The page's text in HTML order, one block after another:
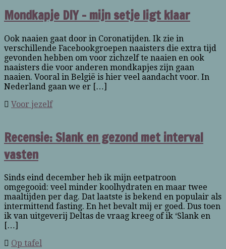
Mondkapje DIY – mijn setje ligt klaar
Ook naaien gaat door in Coronatijden. Ik zie in
verschillende Facebookgroepen naaisters die extra tijd
gevonden hebben om voor zichzelf te naaien en ook
naaisters die voor anderen mondkapjes zijn gaan
naaien. Vooral in België is hier veel aandacht voor. In
Nederland gaan we er […]
Voor jezelf
Recensie: Slank en gezond met interval
vasten
Sinds eind december heb ik mijn eetpatroon
omgegooid: veel minder koolhydraten en maar twee
maaltijden per dag. Dat laatste is bekend en populair als
intermittend fasting. En het bevalt mij er goed. Dus toen
ik van uitgeverij Deltas de vraag kreeg of ik ‘Slank en
[…]
Op tafel